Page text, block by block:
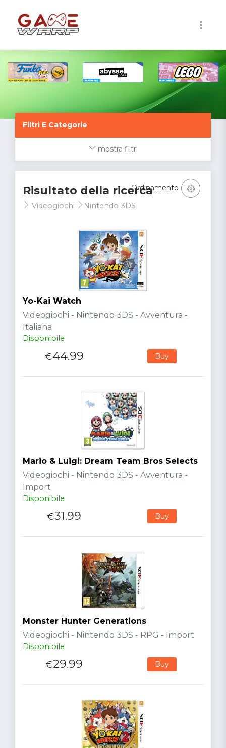
Filtri E Categorie
mostra filtri
Risultato della ricerca
Videogiochi Nintendo 3DS
Ordinamento
Yo-Kai Watch
Videogiochi - Nintendo 3DS - Avventura -
Italiana
Disponibile
€44.99 Buy
Mario & Luigi: Dream Team Bros Selects
Videogiochi - Nintendo 3DS - Avventura -
Import
Disponibile
€31.99 Buy
Monster Hunter Generations
Videogiochi - Nintendo 3DS - RPG - Import
Disponibile
€29.99 Buy